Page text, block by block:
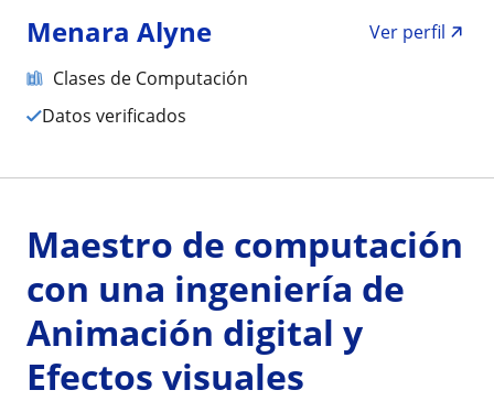
Menara Alyne
Ver perfil
Clases de Computación
Datos verificados
Maestro de computación
con una ingeniería de
Animación digital y
Efectos visuales